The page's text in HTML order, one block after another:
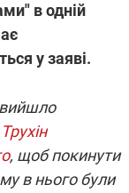
в одній
у заяві.
Трухін
, щоб покинути
в нього були